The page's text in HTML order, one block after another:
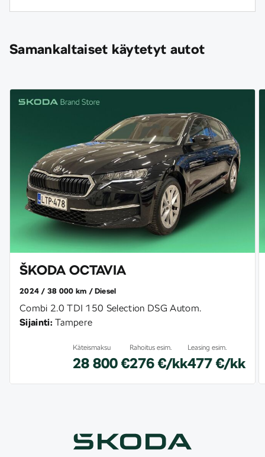
Samankaltaiset käytetyt autot
ŠKODA OCTAVIA
2024 38 000 km Diesel
Combi 2.0 TDI 150 Selection DSG Autom.
Sijainti: Tampere
Käteismaksu
28 800 €
Rahoitus esim.
276 €/kk
Leasing esim.
477 €/kk